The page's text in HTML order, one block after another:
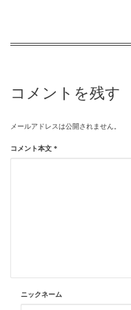
コメントを残す
メールアドレスは公開されません。
コメント本文 *
ニックネーム